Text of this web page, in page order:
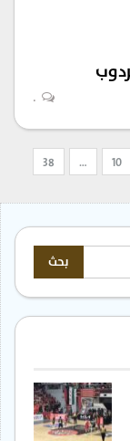
0
10
38